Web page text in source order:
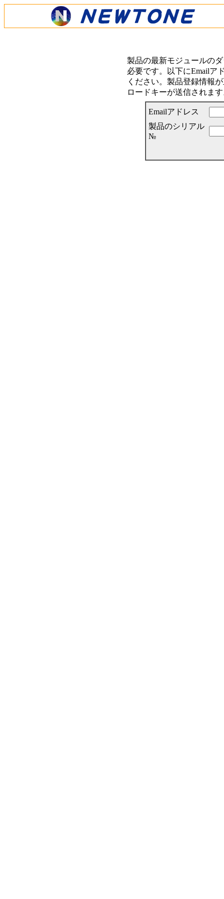
製品の最新モジュールの
必要です。以下にEmailア
ください。製品登録情報
ロードキーが送信されま
Emailアドレス
製品のシリアル
№